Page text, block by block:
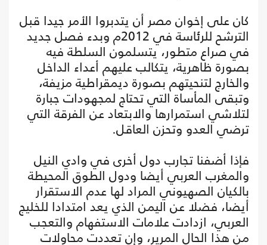
كان على إخوان مصر أن يتدبروا الأمر جيدا قبل
الترشح للرئاسة في 2012م وبدء فصل جديد
في صراع متطور، يتسلمون السلطة فيه
بصورة ظاهرية، يتكالب عليهم أعداء الداخل
والخارج لتنحيتهم بصورة ديمقراطية مزيفة،
وتبقى المأساة التي تحتاج لمجهودات جبارة
لتلاشي استمرارها والابتعاد عن الفرقة التي
ترضي العدو وتحزن العاقل.
فإذا أضفنا تجارب دول أخرى في وادي النيل
والمغرب العربي أيضا ودول الطوق المحيطة
بالكيان الصهيوني المراد لها عدم الاستقرار
أيضا، فضلا عن اليمن الذي يعد امتدادا للخليج
العربي، ازدادت علامات الاستفهام والتعجب
من هذا الحال المرير، وإن تعددت محاولات